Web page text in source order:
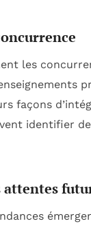
les
façons
identifier